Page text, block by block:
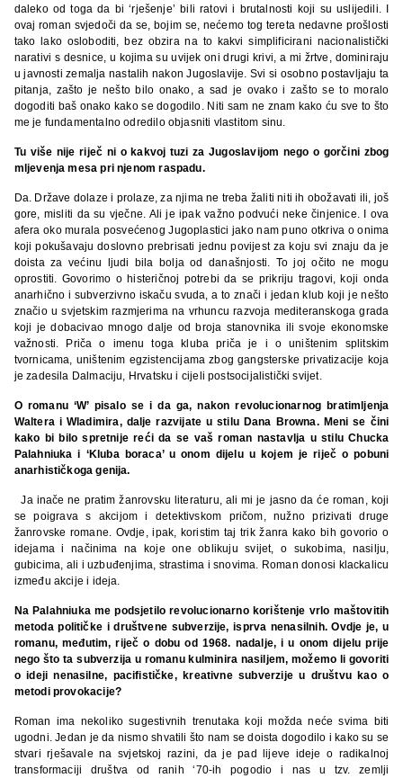
daleko od toga da bi ‘rješenje’ bili ratovi i brutalnosti koji su uslijedili. I
ovaj roman svjedoči da se, bojim se, nećemo tog tereta nedavne prošlosti
tako lako osloboditi, bez obzira na to kakvi simplificirani nacionalistički
narativi s desnice, u kojima su uvijek oni drugi krivi, a mi žrtve, dominiraju
u javnosti zemalja nastalih nakon Jugoslavije. Svi si osobno postavljaju ta
pitanja, zašto je nešto bilo onako, a sad je ovako i zašto se to moralo
dogoditi baš onako kako se dogodilo. Niti sam ne znam kako ću sve to što
me je fundamentalno odredilo objasniti vlastitom sinu.
Tu više nije riječ ni o kakvoj tuzi za Jugoslavijom nego o gorčini zbog
mljevenja mesa pri njenom raspadu.
Da. Države dolaze i prolaze, za njima ne treba žaliti niti ih obožavati ili, još
gore, misliti da su vječne. Ali je ipak važno podvući neke činjenice. I ova
afera oko murala posvećenog Jugoplastici jako nam puno otkriva o onima
koji pokušavaju doslovno prebrisati jednu povijest za koju svi znaju da je
doista za većinu ljudi bila bolja od današnjosti. To joj očito ne mogu
oprostiti. Govorimo o histeričnoj potrebi da se prikriju tragovi, koji onda
anarhično i subverzivno iskaču svuda, a to znači i jedan klub koji je nešto
značio u svjetskim razmjerima na vrhuncu razvoja mediteranskoga grada
koji je dobacivao mnogo dalje od broja stanovnika ili svoje ekonomske
važnosti. Priča o imenu toga kluba priča je i o uništenim splitskim
tvornicama, uništenim egzistencijama zbog gangsterske privatizacije koja
je zadesila Dalmaciju, Hrvatsku i cijeli postsocijalistički svijet.
O romanu ‘W’ pisalo se i da ga, nakon revolucionarnog bratimljenja
Waltera i Wladimira, dalje razvijate u stilu Dana Browna. Meni se čini
kako bi bilo spretnije reći da se vaš roman nastavlja u stilu Chucka
Palahniuka i ‘Kluba boraca’ u onom dijelu u kojem je riječ o pobuni
anarhističkoga genija.
Ja inače ne pratim žanrovsku literaturu, ali mi je jasno da će roman, koji
se poigrava s akcijom i detektivskom pričom, nužno prizivati druge
žanrovske romane. Ovdje, ipak, koristim taj trik žanra kako bih govorio o
idejama i načinima na koje one oblikuju svijet, o sukobima, nasilju,
gubicima, ali i uzbuđenjima, strastima i snovima. Roman donosi klackalicu
između akcije i ideja.
Na Palahniuka me podsjetilo revolucionarno korištenje vrlo maštovitih
metoda političke i društvene subverzije, isprva nenasilnih. Ovdje je, u
romanu, međutim, riječ o dobu od 1968. nadalje, i u onom dijelu prije
nego što ta subverzija u romanu kulminira nasiljem, možemo li govoriti
o ideji nenasilne, pacifističke, kreativne subverzije u društvu kao o
metodi provokacije?
Roman ima nekoliko sugestivnih trenutaka koji možda neće svima biti
ugodni. Jedan je da nismo shvatili što nam se doista dogodilo i kako su se
stvari rješavale na svjetskoj razini, da je pad lijeve ideje o radikalnoj
transformaciji društva od ranih ‘70-ih pogodio i nas u tzv. zemlji